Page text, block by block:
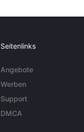
Seitenlinks
Angebote
Werben
Support
DMCA